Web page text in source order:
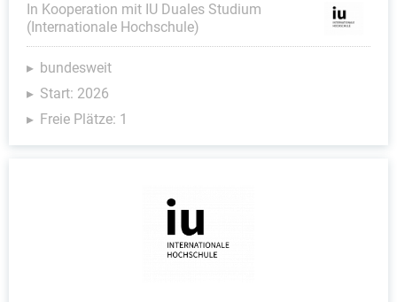
In Kooperation mit IU Duales Studium
(Internationale Hochschule)
bundesweit
Start: 2026
Freie Plätze: 1